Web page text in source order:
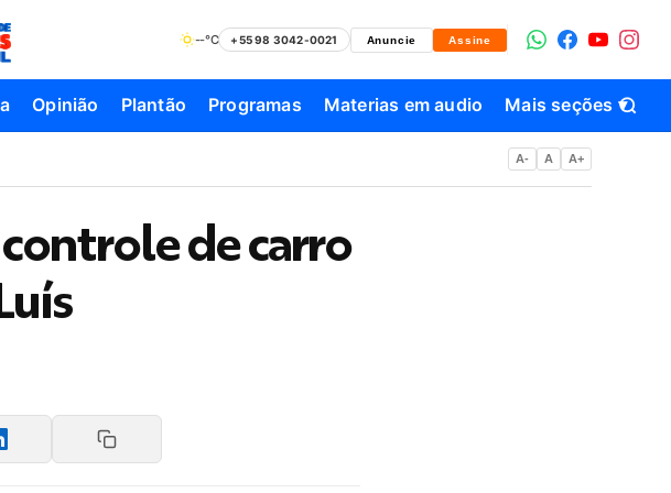
--°C +55 98 3042-0021 Anuncie Assine
Opinião Plantão Programas Materias em audio Mais seções ▾
A- A A+
de carro